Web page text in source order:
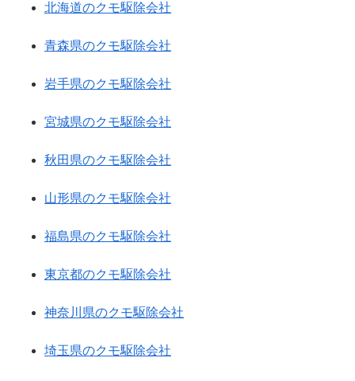
北海道のクモ駆除会社
青森県のクモ駆除会社
岩手県のクモ駆除会社
宮城県のクモ駆除会社
秋田県のクモ駆除会社
山形県のクモ駆除会社
福島県のクモ駆除会社
東京都のクモ駆除会社
神奈川県のクモ駆除会社
埼玉県のクモ駆除会社